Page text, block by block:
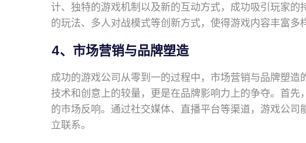
计、独特的游戏机制以及新的互动方式，成功吸引玩家
的玩法、多人对战模式等创新方式，使得游戏内容丰富多
4、市场营销与品牌塑造
成功的游戏公司从零到一的过程中，市场营销与品牌塑
技术和创意上的较量，更是在品牌影响力上的争夺。首
的市场反响。通过社交媒体、直播平台等渠道，游戏公
立联系。